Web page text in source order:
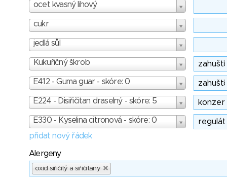
ocet kvasný lihový
cukr
jedlá sůl
Kukuřičný škrob
E412 - Guma guar - skóre: 0
E224 - Disiřičitan draselný - skóre: 5
E330 - Kyselina citronová - skóre: 0
přidat nový řádek
Alergeny
oxid siřičitý a siřičitany